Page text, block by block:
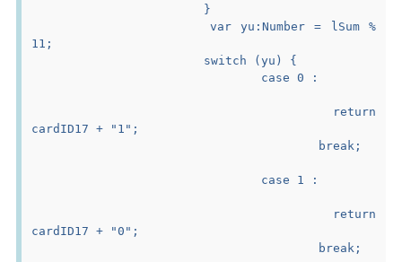
			}
11;
			switch (yu) {
				case 0 :
cardID17 + "1";
					break;
				case 1 :
cardID17 + "0";
					break;